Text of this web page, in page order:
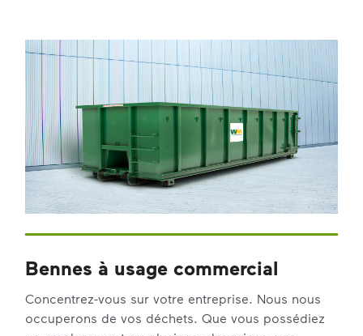
Bennes à usage commercial
Concentrez-vous sur votre entreprise. Nous nous
occuperons de vos déchets. Que vous possédiez